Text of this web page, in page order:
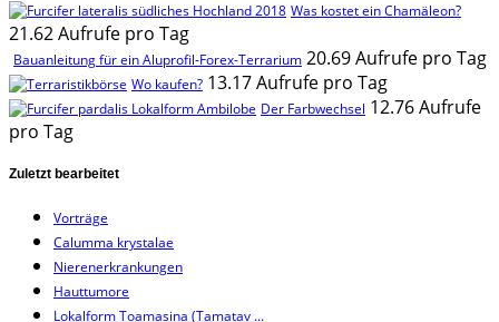
Was kostet ein Chamäleon?
21.62 Aufrufe pro Tag
Bauanleitung für ein Aluprofil-Forex-Terrarium 20.69 Aufrufe pro Tag
Wo kaufen? 13.17 Aufrufe pro Tag
Der Farbwechsel 12.76 Aufrufe
pro Tag
Zuletzt bearbeitet
Vorträge
Calumma krystalae
Nierenerkrankungen
Hauttumore
Lokalform Toamasina (Tamatav ...